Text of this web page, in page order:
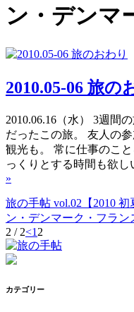
ン・デンマ
2010.05-06 旅の
2010.06.16（水） 3週間
だったこの旅。 友人の
観光も。 常に仕事のこ
っくりとする時間も欲
»
旅の手帖 vol.02【2010
ン・デンマーク・フラン
2 / 2<1 2
カテゴリー